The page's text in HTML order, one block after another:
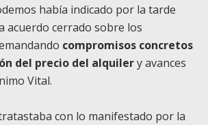
había indicado por la tarde
acuerdo cerrado sobre los
compromisos concretos
del precio del alquilery avances
Vital.
con lo manifestado por la